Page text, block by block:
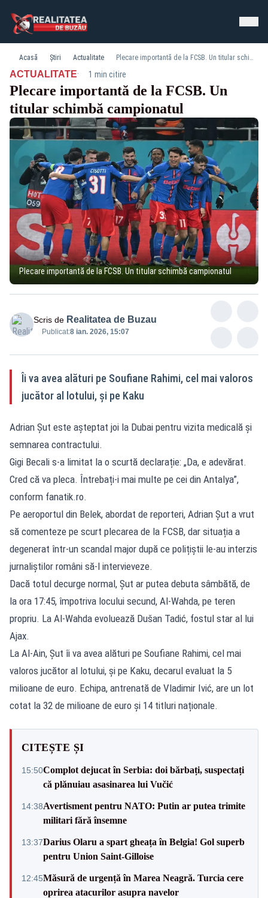
Acasă Știri Actualitate Plecare importantă de la FCSB. Un titular schimbă campionatul
ACTUALITATE· 1 min citire
Plecare importantă de la FCSB. Un
titular schimbă campionatul
Plecare importantă de la FCSB. Un titular schimbă campionatul
Scris de Realitatea de Buzau
Publicat:8 ian. 2026, 15:07
Îi va avea alături pe Soufiane Rahimi, cel mai valoros
jucător al lotului, și pe Kaku
Adrian Șut este așteptat joi la Dubai pentru vizita medicală și
semnarea contractului.
Gigi Becali s-a limitat la o scurtă declarație: „Da, e adevărat.
Cred că va pleca. Întrebați-i mai multe pe cei din Antalya”,
conform fanatik.ro.
Pe aeroportul din Belek, abordat de reporteri, Adrian Șut a vrut
să comenteze pe scurt plecarea de la FCSB, dar situația a
degenerat într-un scandal major după ce polițiștii le-au interzis
jurnaliștilor români să-l intervieveze.
Dacă totul decurge normal, Șut ar putea debuta sâmbătă, de
la ora 17:45, împotriva locului secund, Al-Wahda, pe teren
propriu. La Al-Wahda evoluează Dušan Tadić, fostul star al lui
Ajax.
La Al-Ain, Șut îi va avea alături pe Soufiane Rahimi, cel mai
valoros jucător al lotului, și pe Kaku, decarul evaluat la 5
milioane de euro. Echipa, antrenată de Vladimir Ivić, are un lot
cotat la 32 de milioane de euro și 14 titluri naționale.
CITEȘTE ȘI
15:50Complot dejucat în Serbia: doi bărbați, suspectați
că plănuiau asasinarea lui Vučić
14:38Avertisment pentru NATO: Putin ar putea trimite
militari fără însemne
13:37Darius Olaru a spart gheața în Belgia! Gol superb
pentru Union Saint-Gilloise
12:45Măsură de urgență în Marea Neagră. Turcia cere
oprirea atacurilor asupra navelor